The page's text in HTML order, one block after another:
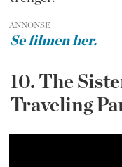
ANNONSE
Se filmen her.
10. The
Traveling